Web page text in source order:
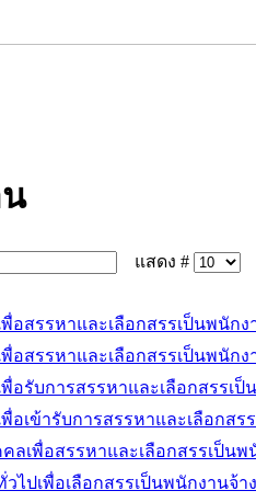
แสดง #
อสรรหาและเลือกสรรเป็นพนักง
อสรรหาและเลือกสรรเป็นพนักง
อรับการสรรหาและเลือกสรรเ
อเข้ารับการสรรหาและเลือกส
ลเพื่อสรรหาและเลือกสรรเป็น
ไปเพื่อเลือกสรรเป็นพนักงานจ้า